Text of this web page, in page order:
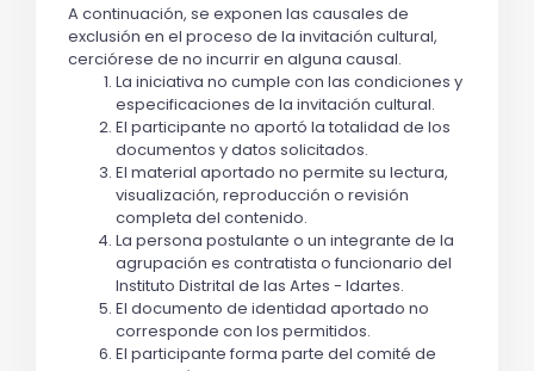
A continuación, se exponen las causales de
exclusión en el proceso de la invitación cultural,
cerciórese de no incurrir en alguna causal.
La iniciativa no cumple con las condiciones y
especificaciones de la invitación cultural.
El participante no aportó la totalidad de los
documentos y datos solicitados.
El material aportado no permite su lectura,
visualización, reproducción o revisión
completa del contenido.
La persona postulante o un integrante de la
agrupación es contratista o funcionario del
Instituto Distrital de las Artes - Idartes.
El documento de identidad aportado no
corresponde con los permitidos.
El participante forma parte del comité de